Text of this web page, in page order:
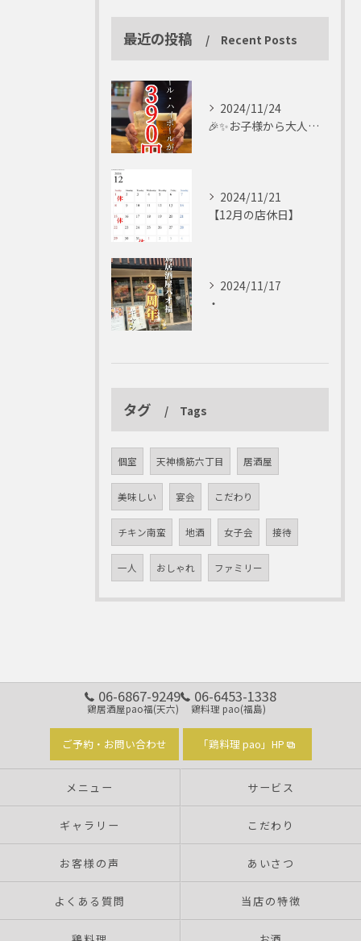
最近の投稿 Recent Posts
2024/11/24
🎉✨お子様から大人まで楽しめる✨🎉
2024/11/21
【12月の店休日】
2024/11/17
・
タグ Tags
個室 天神橋筋六丁目 居酒屋
美味しい 宴会 こだわり
チキン南蛮 地酒 女子会 接待
一人 おしゃれ ファミリー
06-6867-9249
鶏居酒屋pao福(天六)
06-6453-1338
鶏料理 pao(福島)
ご予約・お問い合わせ 「鶏料理 pao」HP
メニュー サービス
ギャラリー こだわり
お客様の声 あいさつ
よくある質問 当店の特徴